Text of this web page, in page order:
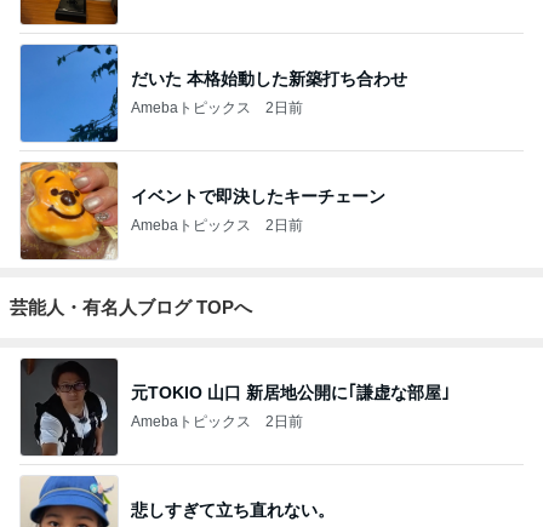
だいた 本格始動した新築打ち合わせ
Amebaトピックス 2日前
イベントで即決したキーチェーン
Amebaトピックス 2日前
芸能人・有名人ブログ TOPへ
元TOKIO 山口 新居地公開に｢謙虚な部屋｣
Amebaトピックス 2日前
悲しすぎて立ち直れない。